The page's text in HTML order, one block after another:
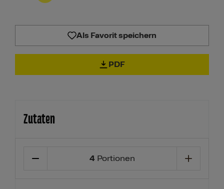
Als Favorit speichern
PDF
Zutaten
4Portionen